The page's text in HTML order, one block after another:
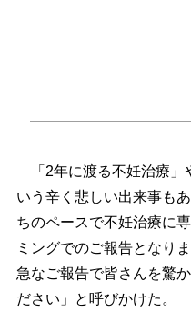
「2年に渡る不妊治療」
いう辛く悲しい出来事も
ちのペースで不妊治療に
ミングでのご報告となり
急なご報告で皆さんを驚
ださい」と呼びかけた。